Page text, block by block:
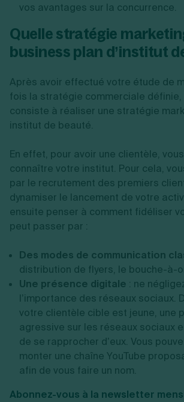
vos avantages sur la concurrence.
Quelle stratégie
business plan d’institut
Après avoir effectué votre étude de
fois la stratégie commerciale définie,
consiste à réaliser une stratégie
institut de beauté.
En effet, pour avoir une clientèle,
connaître votre institut. Pour cela,
par le recrutement des premiers
dynamiser le lancement de votre
ensuite penser à comment fidéliser
peut passer par :
Des modes de communication
distribution de flyers, le bouche-à-
Une présence digitale : ne
l’importance des réseaux sociaux.
votre clientèle cible est jeune, une
agressive sur les réseaux sociaux
de se rapprocher d’eux. Vous
monter une chaîne YouTube
afin de vous faire un nom.
Abonnez-vous à la newsletter